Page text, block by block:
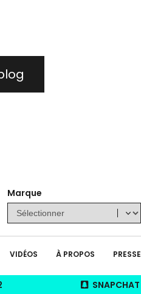
Marque
VIDÉOS À PROPOS PRESSE
SNAPCHAT